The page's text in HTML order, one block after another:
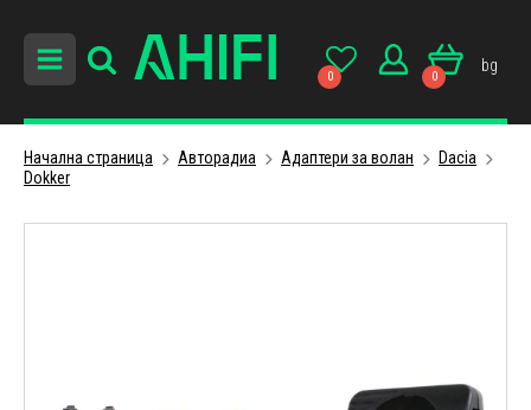
0 0
bg
Начална страница Авторадиa Адаптери за волан
Dacia
Dokker